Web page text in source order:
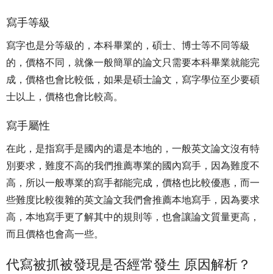
寫手等級
寫字也是分等級的，本科畢業的，碩士、博士等不同等級
的，價格不同，就像一般簡單的論文只需要本科畢業就能完
成，價格也會比較低，如果是碩士論文，寫字學位至少要碩
士以上，價格也會比較高。
寫手屬性
在此，是指寫手是國內的還是本地的，一般英文論文沒有特
別要求，難度不高的我們推薦專業的國內寫手，因為難度不
高，所以一般專業的寫手都能完成，價格也比較優惠，而一
些難度比較復雜的英文論文我們會推薦本地寫手，因為要求
高，本地寫手更了解其中的規則等，也會讓論文質量更高，
而且價格也會高一些。
代寫被抓被發現是否經常發生 原因解析？